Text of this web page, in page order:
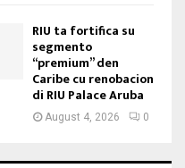
RIU ta fortifica su
segmento
“premium” den
Caribe cu renobacion
di RIU Palace Aruba
August 4, 2026 0